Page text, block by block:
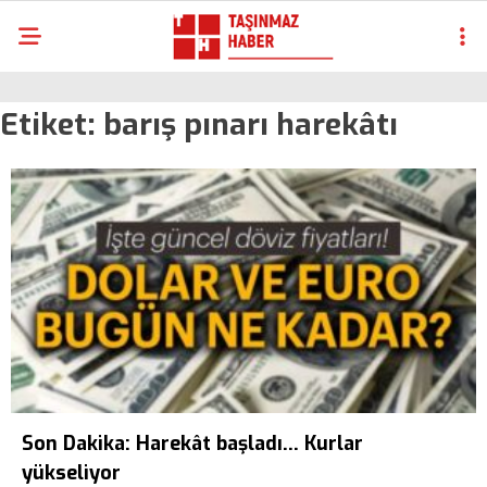
Etiket: barış pınarı harekâtı
Son Dakika: Harekât başladı… Kurlar
yükseliyor